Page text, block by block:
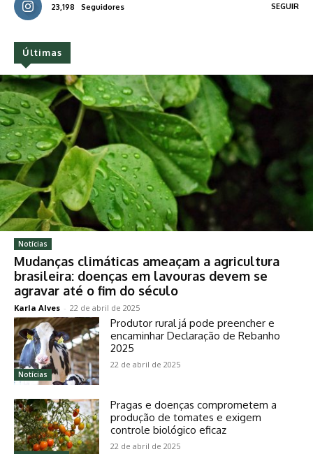
23,198 Seguidores SEGUIR
Últimas
Notícias
Mudanças climáticas ameaçam a agricultura
brasileira: doenças em lavouras devem se
agravar até o fim do século
Karla Alves - 22 de abril de 2025
Notícias
Produtor rural já pode preencher e
encaminhar Declaração de Rebanho
2025
22 de abril de 2025
Pragas e doenças comprometem a
produção de tomates e exigem
controle biológico eficaz
22 de abril de 2025